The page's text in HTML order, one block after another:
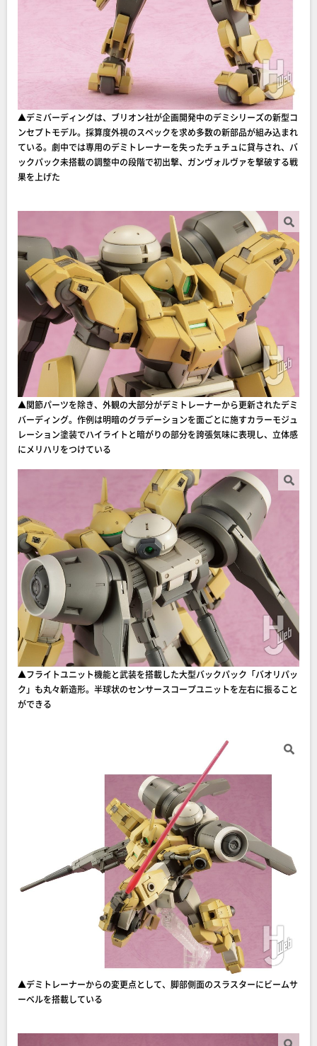
▲デミバーディングは、ブリオン社が企画開発中のデミシリーズの新型コ
ンセプトモデル。採算度外視のスペックを求め多数の新部品が組み込まれ
ている。劇中では専用のデミトレーナーを失ったチュチュに貸与され、バ
ックパック未搭載の調整中の段階で初出撃、ガンヴォルヴァを撃破する戦
果を上げた
▲関節パーツを除き、外観の大部分がデミトレーナーから更新されたデミ
バーディング。作例は明暗のグラデーションを面ごとに施すカラーモジュ
レーション塗装でハイライトと暗がりの部分を誇張気味に表現し、立体感
にメリハリをつけている
▲フライトユニット機能と武装を搭載した大型バックパック「バオリパッ
ク」も丸々新造形。半球状のセンサースコープユニットを左右に振ること
ができる
▲デミトレーナーからの変更点として、脚部側面のスラスターにビームサ
ーベルを搭載している